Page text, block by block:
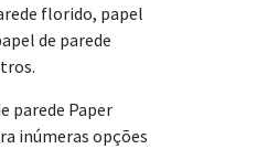
florido, papel
de parede
parede Paper
inúmeras opções